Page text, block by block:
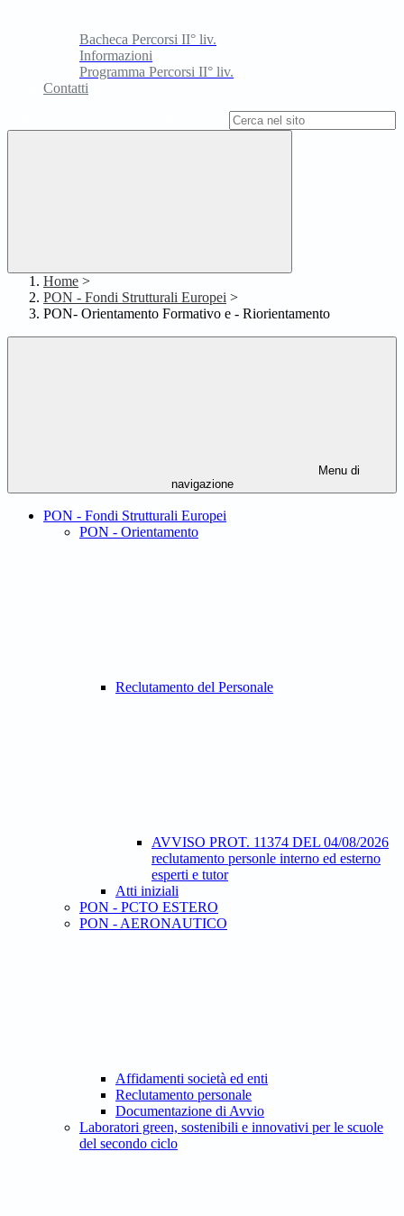
Bacheca Percorsi II° liv.
Informazioni
Programma Percorsi II° liv.
Contatti
Home >
PON - Fondi Strutturali Europei >
PON- Orientamento Formativo e - Riorientamento
Menu di
navigazione
PON - Fondi Strutturali Europei
PON - Orientamento
Reclutamento del Personale
AVVISO PROT. 11374 DEL 04/08/2026
reclutamento personle interno ed esterno
esperti e tutor
Atti iniziali
PON - PCTO ESTERO
PON - AERONAUTICO
Affidamenti società ed enti
Reclutamento personale
Documentazione di Avvio
Laboratori green, sostenibili e innovativi per le scuole
del secondo ciclo